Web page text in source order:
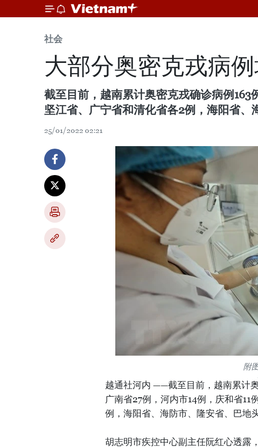
社会
大部分奥密克戎病
截至目前，越南累计奥密克戎确诊病例163
坚江省、广宁省和清化省各2例，海阳省、
25/01/2022 02:21
附
越通社河内 ——截至目前，越南累计
广南省27例，河内市14例，庆和省
例，海阳省、海防市、隆安省、巴地
胡志明市疾控中心副主任阮红心透露